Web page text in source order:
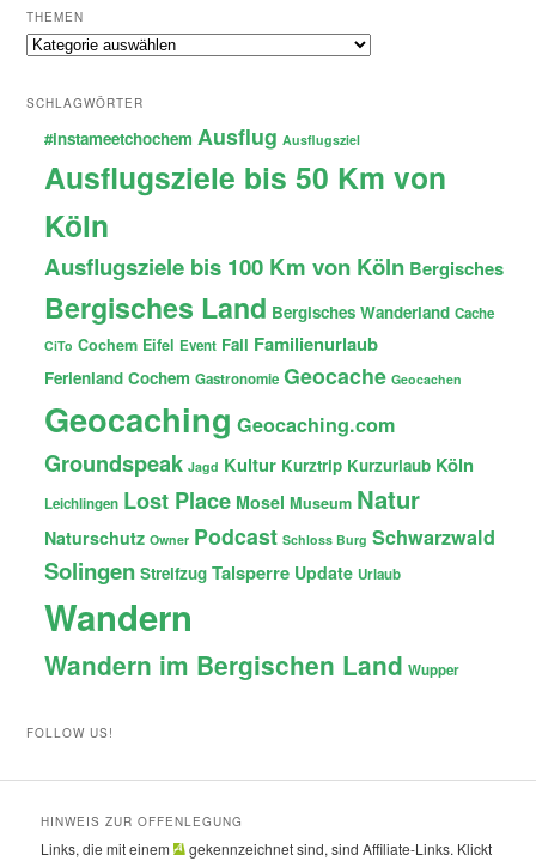
THEMEN
Themen
SCHLAGWÖRTER
#instameetchochem Ausflug Ausflugsziel
Ausflugsziele bis 50 Km von
Köln
Ausflugsziele bis 100 Km von Köln Bergisches
Bergisches Land Bergisches Wanderland Cache
CiTo Cochem Eifel Event Fail Familienurlaub
Ferienland Cochem Gastronomie Geocache Geocachen
Geocaching Geocaching.com
Groundspeak Jagd Kultur Kurztrip Kurzurlaub Köln
Leichlingen Lost Place Mosel Museum Natur
Naturschutz Owner Podcast Schloss Burg Schwarzwald
Solingen Streifzug Talsperre Update Urlaub
Wandern
Wandern im Bergischen Land Wupper
FOLLOW US!
HINWEIS ZUR OFFENLEGUNG
Links, die mit einem gekennzeichnet sind, sind Affiliate-Links. Klickt